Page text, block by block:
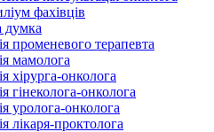
фахівців
думка
променевого терапевта
мамолога
хірурга-онколога
гінеколога-онколога
уролога-онколога
лікаря-проктолога